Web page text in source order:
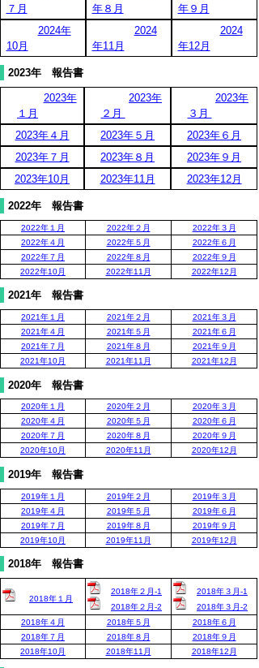
７月
年８月
年９月
2024年
10月
2024
年11月
2024
年12月
2023年 報告書
2023年
１月
2023年
２月
2023年
３月
2023年４月
2023年５月
2023年６月
2023年７月
2023年８月
2023年９月
2023年10月
2023年11月 2023年12月
2022年 報告書
2022年１月 2022年２月
2022年３月
2022年４月
2022年５月
2022年６月
2022年７月
2022年８月
2022年９月
2022年10月
2022年11月 2022年12月
2021年 報告書
2021年１月 2021年２月
2021年３月
2021年４月
2021年５月
2021年６月
2021年７月
2021年８月
2021年９月
2021年10月
2021年11月 2021年12月
2020年 報告書
2020年１月 2020年２月
2020年３月
2020年４月
2020年５月
2020年６月
2020年７月
2020年８月
2020年９月
2020年10月
2020年11月 2020年12月
2019年 報告書
2019年１月 2019年２月
2019年３月
2019年４月
2019年５月
2019年６月
2019年７月
2019年８月
2019年９月
2019年10月
2019年11月 2019年12月
2018年 報告書
2018年１月
2018年２月-1
2018年２月-2
2018年３月-1
2018年３月-2
2018年４月
2018年５月
2018年６月
2018年７月
2018年８月
2018年９月
2018年10月
2018年11月 2018年12月